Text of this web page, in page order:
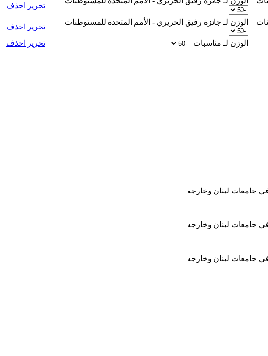
تحرير احذف
‏الوزن لـ جائزة رفيق الحريري - الأمم المتحدة للمستوطنات ‏
تحرير
احذف
‏الوزن لـ مناسبات ‏ تحرير احذف
في جامعات لبنان وخارجه
في جامعات لبنان وخارجه
في جامعات لبنان وخارجه